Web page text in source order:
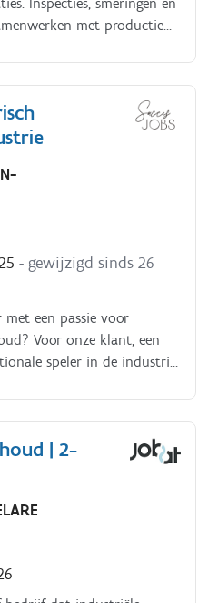
met productie
- gewijzigd sinds 26
met een passie voor
Voor onze klant, een
speler in de industrie,
inspireren en technische
gaat Jouw takenpakket:.
| 2-